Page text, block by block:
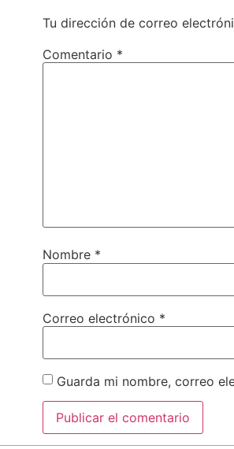
Tu dirección de correo
Comentario *
Nombre *
Correo electrónico *
Guarda mi nombre, correo